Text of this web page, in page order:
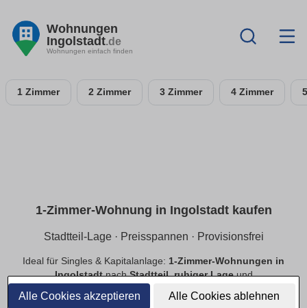
Alle Cookies akzeptieren Alle Cookies ablehnen
Wohnungen
Ingolstadt.de
Wohnungen einfach finden
1 Zimmer 2 Zimmer 3 Zimmer 4 Zimmer
1-Zimmer-Wohnung in Ingolstadt kaufen
Stadtteil-Lage · Preisspannen · Provisionsfrei
Ideal für Singles & Kapitalanlage: 1-Zimmer-Wohnungen in
IngolstadtnachStadtteil,ruhiger Lageund
provisionsfreie
Neubau
Bestand.